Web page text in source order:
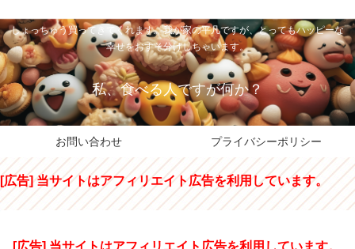
しょっちゅう買ってきてくれます。我が家の平凡ですが、とってもハッピーな
幸せをおすそ分けしちゃいます。
私、食べる人ですが何か？
お問い合わせ プライバシーポリシー
[広告] 当サイトはアフィリエイト広告を利用しています。
[広告] 当サイトはアフィリエイト広告を利用しています。